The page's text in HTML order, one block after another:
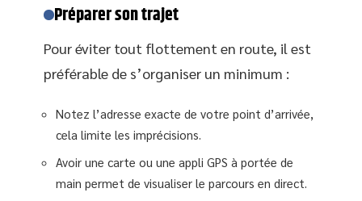
Préparer son trajet
Pour éviter tout flottement en route, il est
préférable de s’organiser un minimum :
Notez l’adresse exacte de votre point d’arrivée,
cela limite les imprécisions.
Avoir une carte ou une appli GPS à portée de
main permet de visualiser le parcours en direct.